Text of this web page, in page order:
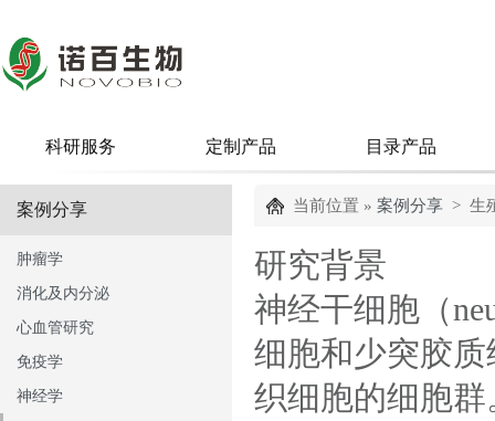
科研服务 定制产品 目录产品
案例分享
肿瘤学
消化及内分泌
心血管研究
免疫学
神经学
当前位置 » 案例分享 > 生
研究背景
神经干细胞（
细胞和少突胶
织细胞的细胞